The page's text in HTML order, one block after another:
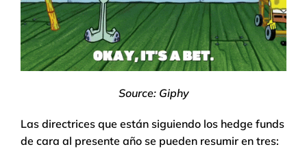
Source: Giphy
Las directrices que están siguiendo los hedge funds
de cara al presente año se pueden resumir en tres: